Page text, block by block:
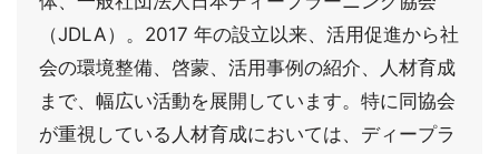
（JDLA）。2017 年の設立以来、活用促進から社
会の環境整備、啓蒙、活用事例の紹介、人材育成
まで、幅広い活動を展開しています。特に同協会
が重視している人材育成においては、ディープラ